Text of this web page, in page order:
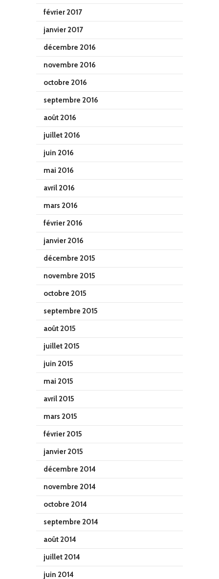
février 2017
janvier 2017
décembre 2016
novembre 2016
octobre 2016
septembre 2016
août 2016
juillet 2016
juin 2016
mai 2016
avril 2016
mars 2016
février 2016
janvier 2016
décembre 2015
novembre 2015
octobre 2015
septembre 2015
août 2015
juillet 2015
juin 2015
mai 2015
avril 2015
mars 2015
février 2015
janvier 2015
décembre 2014
novembre 2014
octobre 2014
septembre 2014
août 2014
juillet 2014
juin 2014